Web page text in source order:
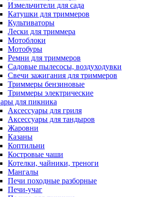
Измельчители для сада
Катушки для триммеров
Культиваторы
Лески для триммера
Мотоблоки
Мотобуры
Ремни для триммеров
Садовые пылесосы, воздуходувки
Свечи зажигания для триммеров
Триммеры бензиновые
Триммеры электрические
для пикника
Аксессуары для гриля
Аксессуары для тандыров
Жаровни
Казаны
Коптильни
Костровые чаши
Котелки, чайники, треноги
Мангалы
Печи походные разборные
Печи-учаг